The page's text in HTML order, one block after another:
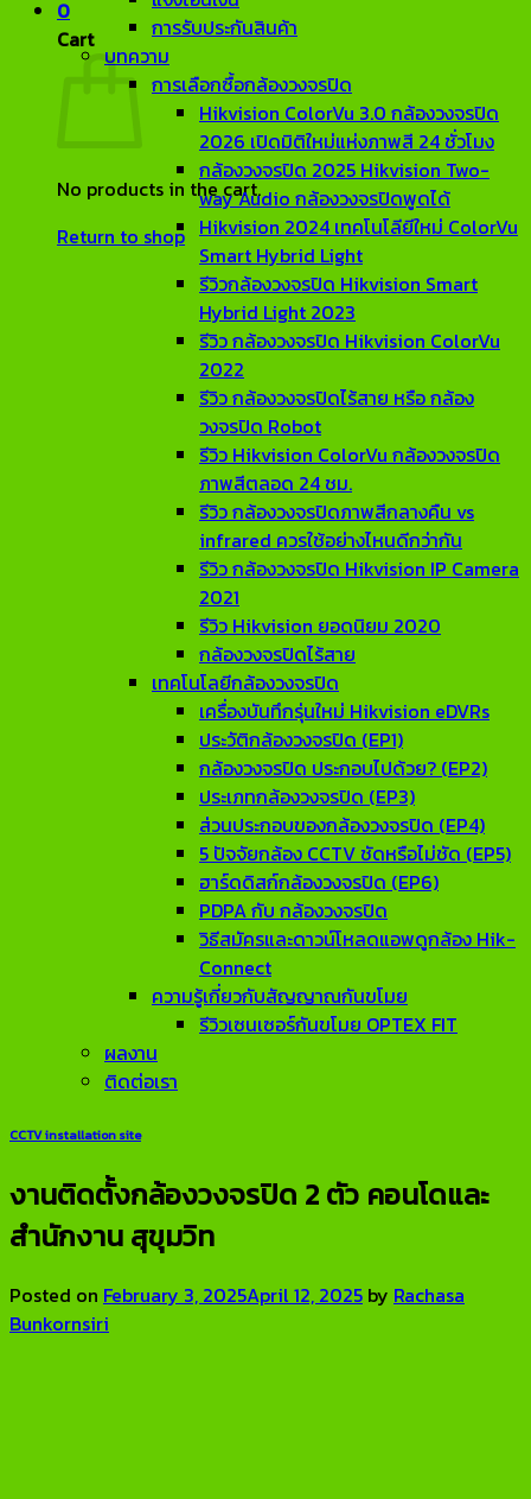
0
Cart
No products in the cart.
Return to shop
การรับประกันสินค้า
บทความ
การเลือกซื้อกล้องวงจรปิด
Hikvision ColorVu 3.0 กล้องวงจรปิด
2026 เปิดมิติใหม่แห่งภาพสี 24 ชั่วโมง
กล้องวงจรปิด 2025 Hikvision Two-
way Audio กล้องวงจรปิดพูดได้
Hikvision 2024 เทคโนโลียีใหม่ ColorVu
Smart Hybrid Light
รีวิวกล้องวงจรปิด Hikvision Smart
Hybrid Light 2023
รีวิว กล้องวงจรปิด Hikvision ColorVu
2022
รีวิว กล้องวงจรปิดไร้สาย หรือ กล้อง
วงจรปิด Robot
รีวิว Hikvision ColorVu กล้องวงจรปิด
ภาพสีตลอด 24 ชม.
รีวิว กล้องวงจรปิดภาพสีกลางคืน vs
infrared ควรใช้อย่างไหนดีกว่ากัน
รีวิว กล้องวงจรปิด Hikvision IP Camera
2021
รีวิว Hikvision ยอดนิยม 2020
กล้องวงจรปิดไร้สาย
เทคโนโลยีกล้องวงจรปิด
เครื่องบันทึกรุ่นใหม่ Hikvision eDVRs
ประวัติกล้องวงจรปิด (EP1)
กล้องวงจรปิด ประกอบไปด้วย? (EP2)
ประเภทกล้องวงจรปิด (EP3)
ส่วนประกอบของกล้องวงจรปิด (EP4)
5 ปัจจัยกล้อง CCTV ชัดหรือไม่ชัด (EP5)
ฮาร์ดดิสก์กล้องวงจรปิด (EP6)
PDPA กับ กล้องวงจรปิด
วิธีสมัครและดาวน์โหลดแอพดูกล้อง Hik-
Connect
ความรู้เกี่ยวกับสัญญาณกันขโมย
รีวิวเซนเซอร์กันขโมย OPTEX FIT
ผลงาน
ติดต่อเรา
CCTV installation site
งานติดตั้งกล้องวงจรปิด 2 ตัว คอนโดและ
สำนักงาน สุขุมวิท
Posted on February 3, 2025April 12, 2025 by Rachasa
Bunkornsiri